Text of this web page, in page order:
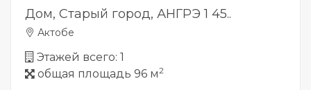
Дом, Старый город, АНГРЭ 1 45..
Актобе
Этажей всего: 1
общая площадь 96 м2